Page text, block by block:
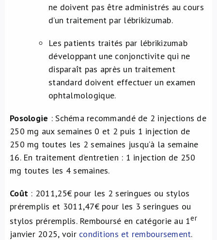
ne doivent pas être administrés au cours
d’un traitement par lébrikizumab.
Les patients traités par lébrikizumab
développant une conjonctivite qui ne
disparaît pas après un traitement
standard doivent effectuer un examen
ophtalmologique.
Posologie : Schéma recommandé de 2 injections de
250 mg aux semaines 0 et 2 puis 1 injection de
250 mg toutes les 2 semaines jusqu’à la semaine
16. En traitement d’entretien : 1 injection de 250
mg toutes les 4 semaines.
Coût : 2011,25€ pour les 2 seringues ou stylos
préremplis et 3011,47€ pour les 3 seringues ou
stylos préremplis. Remboursé en catégorie au 1er
janvier 2025, voir conditions et remboursement.